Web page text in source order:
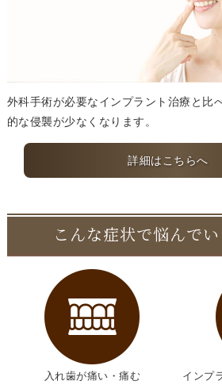
外科手術が必要なインプラント治療と比
的な侵襲が少なくなります。
詳細はこちらへ
こんな症状で悩んで
入れ歯が痛い・痛む
インプ